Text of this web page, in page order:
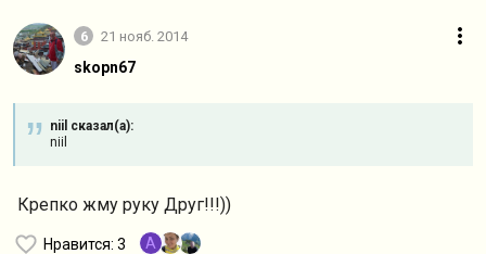
6 21 нояб. 2014
skopn67
niil сказал(а):
niil
Крепко жму руку Друг!!!))
Нравится: 3 A